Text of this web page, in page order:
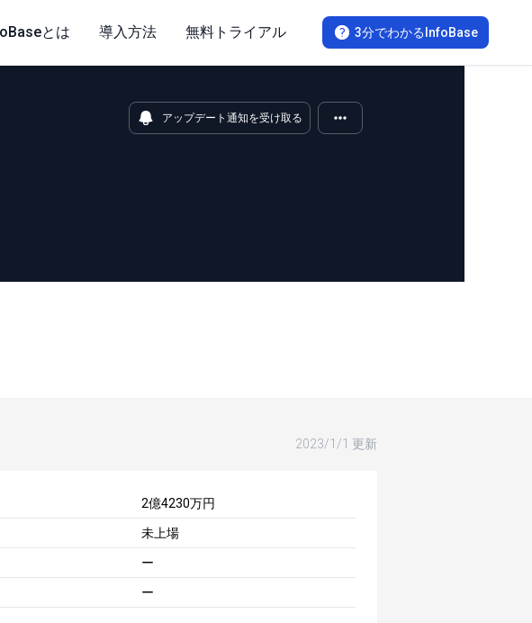
3分でわかるInfoBase
とは 導入方法 無料トライアル
アップデート通知を受け取る
2023/1/1 更新
2億4230万円
未上場
ー
ー